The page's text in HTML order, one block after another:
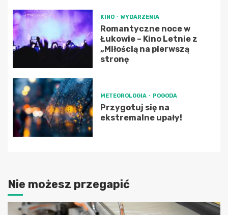
KINO WYDARZENIA
Romantyczne noce w
Łukowie – Kino Letnie z
„Miłością na pierwszą
stronę
METEOROLOGIA POGODA
Przygotuj się na
ekstremalne upały!
Nie możesz przegapić